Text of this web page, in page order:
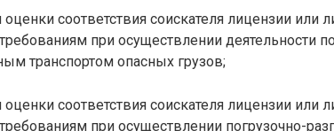
соответствия соискателя лицензии или
при осуществлении деятельности
транспортом опасных грузов;
соответствия соискателя лицензии или
при осуществлении погрузочно-